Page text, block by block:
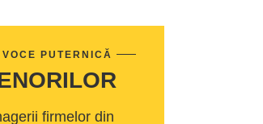
PUTERNICĂ
firmelor din